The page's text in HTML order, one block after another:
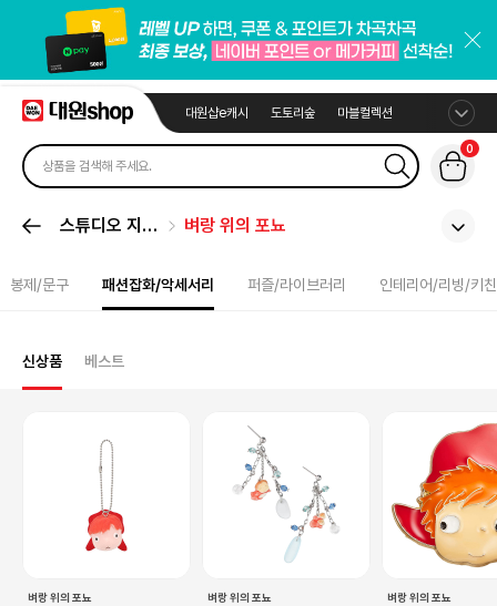
대원샵e캐시 도토리숲 마블컬렉션
0
스튜디오 지브
벼랑 위의 포뇨
봉제/문구 패션잡화/악세서리 퍼즐/라이브러리 인테리어/리빙/키친
신상품 베스트
벼랑 위의 포뇨 벼랑 위의 포뇨 벼랑 위의 포뇨